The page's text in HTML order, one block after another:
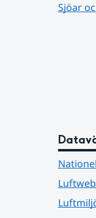
Sjöar